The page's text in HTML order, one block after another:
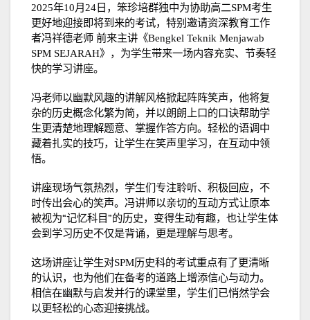
2025年10月 24日，笨珍培群独中为协助高二SPM考生
更好地迎接即将到来的考试，特别邀请资深教育工作
者冯祥德老师 前来主讲《Bengkel Teknik Menjawab
SPM SEJARAH》，为学生带来一场内容充实、节奏轻
快的学习讲座。
冯老师以幽默风趣的讲解风格掀起阵阵笑声，他将复
杂的历史概念化繁为简，并以朗朗上口的口诀帮助学
生更清楚地理解题意、掌握作答方向。轻松的语调中
藏着扎实的技巧，让学生在笑声里学习，在互动中领
悟。
讲座现场气氛热烈，学生们专注聆听、积极回应，不
时传出会心的笑声。冯讲师以亲切的互动方式让原本
被视为“记忆科目”的历史，变得生动有趣，也让学生体
会到学习历史不仅是背诵，更是理解与思考。
这场讲座让学生对SPM历史科的考试重点有了更清晰
的认识，也为他们在备考的道路上增添信心与动力。
相信在幽默与启发并行的课堂里，学生们已悄然学会
以更轻松的心态迎接挑战。